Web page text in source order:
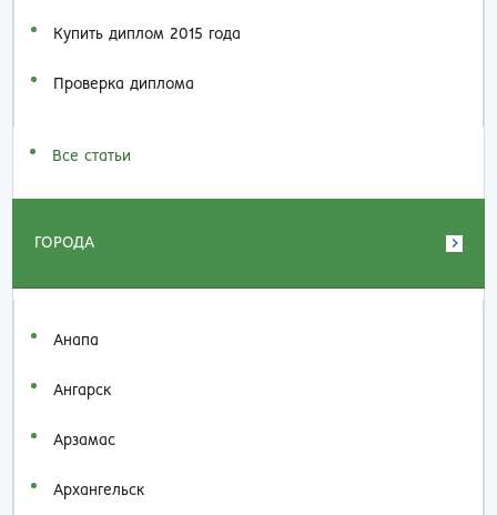
Купить диплом 2015 года
Проверка диплома
Все статьи
ГОРОДА
Анапа
Ангарск
Арзамас
Архангельск